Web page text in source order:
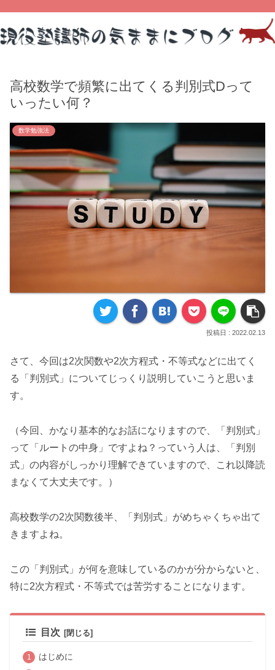
高校数学で頻繁に出てくる判別式Dって
いったい何？
数学勉強法
2022.02.13
さて、今回は2次関数や2次方程式・不等式などに出てく
る「判別式」についてじっくり説明していこうと思いま
す。
（今回、かなり基本的なお話になりますので、「判別式」
って「ルートの中身」ですよね？っていう人は、「判別
式」の内容がしっかり理解できていますので、これ以降読
まなくて大丈夫です。）
高校数学の2次関数後半、「判別式」がめちゃくちゃ出て
きますよね。
この「判別式」が何を意味しているのかが分からないと、
特に2次方程式・不等式では苦労することになります。
目次
はじめに